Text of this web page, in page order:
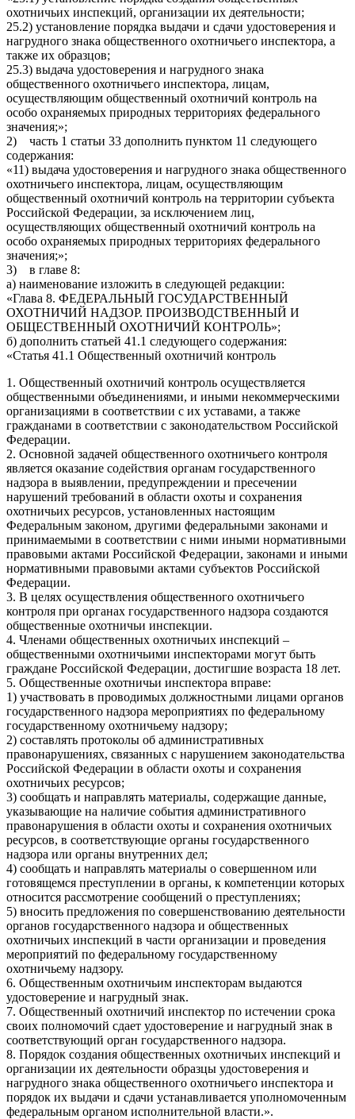
охотничьих инспекций, организации их деятельности;
25.2) установление порядка выдачи и сдачи удостоверения и
нагрудного знака общественного охотничьего инспектора, а
также их образцов;
25.3) выдача удостоверения и нагрудного знака
общественного охотничьего инспектора, лицам,
осуществляющим общественный охотничий контроль на
особо охраняемых природных территориях федерального
значения;»;
2) часть 1 статьи 33 дополнить пунктом 11 следующего
содержания:
«11) выдача удостоверения и нагрудного знака общественного
охотничьего инспектора, лицам, осуществляющим
общественный охотничий контроль на территории субъекта
Российской Федерации, за исключением лиц,
осуществляющих общественный охотничий контроль на
особо охраняемых природных территориях федерального
значения;»;
3) в главе 8:
а) наименование изложить в следующей редакции:
«Глава 8. ФЕДЕРАЛЬНЫЙ ГОСУДАРСТВЕННЫЙ
ОХОТНИЧИЙ НАДЗОР. ПРОИЗВОДСТВЕННЫЙ И
ОБЩЕСТВЕННЫЙ ОХОТНИЧИЙ КОНТРОЛЬ»;
б) дополнить статьей 41.1 следующего содержания:
«Статья 41.1 Общественный охотничий контроль
1. Общественный охотничий контроль осуществляется
общественными объединениями, и иными некоммерческими
организациями в соответствии с их уставами, а также
гражданами в соответствии с законодательством Российской
Федерации.
2. Основной задачей общественного охотничьего контроля
является оказание содействия органам государственного
надзора в выявлении, предупреждении и пресечении
нарушений требований в области охоты и сохранения
охотничьих ресурсов, установленных настоящим
Федеральным законом, другими федеральными законами и
принимаемыми в соответствии с ними иными нормативными
правовыми актами Российской Федерации, законами и иными
нормативными правовыми актами субъектов Российской
Федерации.
3. В целях осуществления общественного охотничьего
контроля при органах государственного надзора создаются
общественные охотничьи инспекции.
4. Членами общественных охотничьих инспекций –
общественными охотничьими инспекторами могут быть
граждане Российской Федерации, достигшие возраста 18 лет.
5. Общественные охотничьи инспектора вправе:
1) участвовать в проводимых должностными лицами органов
государственного надзора мероприятиях по федеральному
государственному охотничьему надзору;
2) составлять протоколы об административных
правонарушениях, связанных с нарушением законодательства
Российской Федерации в области охоты и сохранения
охотничьих ресурсов;
3) сообщать и направлять материалы, содержащие данные,
указывающие на наличие события административного
правонарушения в области охоты и сохранения охотничьих
ресурсов, в соответствующие органы государственного
надзора или органы внутренних дел;
4) сообщать и направлять материалы о совершенном или
готовящемся преступлении в органы, к компетенции которых
относится рассмотрение сообщений о преступлениях;
5) вносить предложения по совершенствованию деятельности
органов государственного надзора и общественных
охотничьих инспекций в части организации и проведения
мероприятий по федеральному государственному
охотничьему надзору.
6. Общественным охотничьим инспекторам выдаются
удостоверение и нагрудный знак.
7. Общественный охотничий инспектор по истечении срока
своих полномочий сдает удостоверение и нагрудный знак в
соответствующий орган государственного надзора.
8. Порядок создания общественных охотничьих инспекций и
организации их деятельности образцы удостоверения и
нагрудного знака общественного охотничьего инспектора и
порядок их выдачи и сдачи устанавливается уполномоченным
федеральным органом исполнительной власти.».